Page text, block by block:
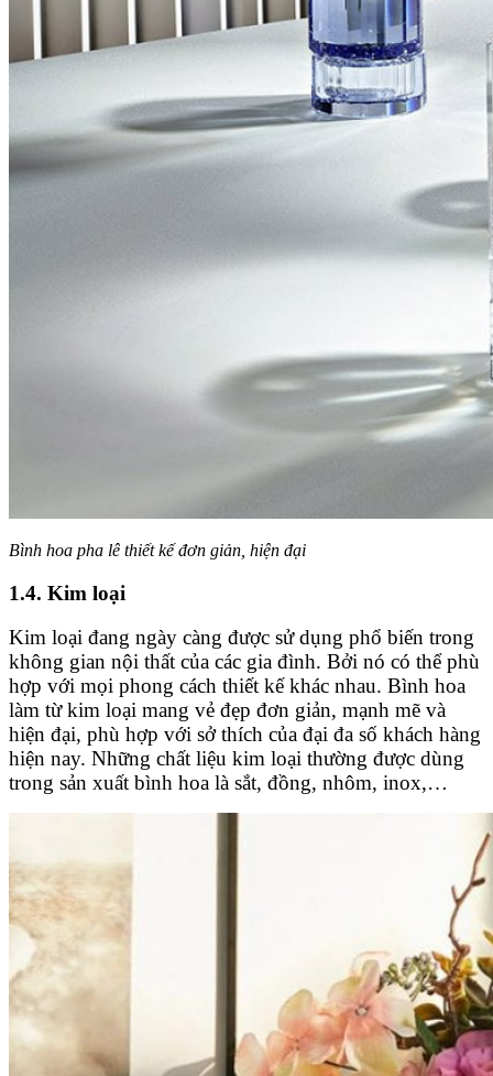
Bình hoa pha lê thiết kế đơn giản, hiện đại
1.4. Kim loại
Kim loại đang ngày càng được sử dụng phổ biến trong
không gian nội thất của các gia đình. Bởi nó có thể phù
hợp với mọi phong cách thiết kế khác nhau. Bình hoa
làm từ kim loại mang vẻ đẹp đơn giản, mạnh mẽ và
hiện đại, phù hợp với sở thích của đại đa số khách hàng
hiện nay. Những chất liệu kim loại thường được dùng
trong sản xuất bình hoa là sắt, đồng, nhôm, inox,…